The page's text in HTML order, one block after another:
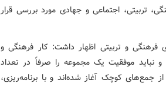
اجتماعی و جهادی مورد بررسی قرار
و تربیتی اظهار داشت: کار فرهنگی و
و نباید موفقیت یک مجموعه را صرفاً در تعداد
کوچک آغاز شده‌اند و با برنامه‌ریزی،